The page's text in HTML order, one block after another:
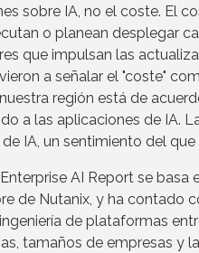
sobre IA, no el coste. El
o planean desplegar
que impulsan las
a señalar el "coste"
región está de
a las aplicaciones de IA.
IA, un sentimiento del
AI Report se
de Nutanix, y ha contado
de plataformas
tamaños de empresas y